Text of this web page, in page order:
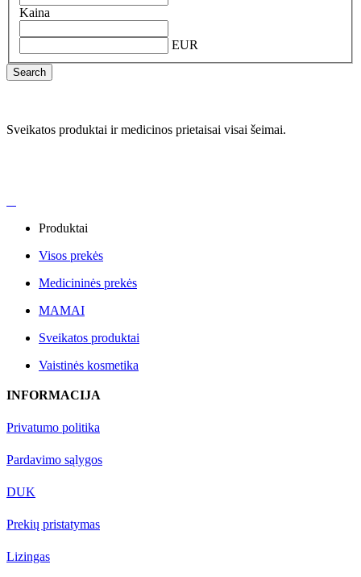
Kaina
EUR
Search
Sveikatos produktai ir medicinos prietaisai visai šeimai.
Produktai
Visos prekės
Medicininės prekės
MAMAI
Sveikatos produktai
Vaistinės kosmetika
INFORMACIJA
Privatumo politika
Pardavimo sąlygos
DUK
Prekių pristatymas
Lizingas